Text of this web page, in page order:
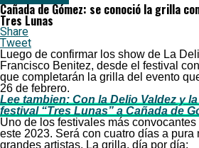
Cañada de Gómez: se conoció la grilla
Tres Lunas
Share
Tweet
Luego de confirmar los show de La
Francisco Benitez, desde el festival
que completarán la grilla del evento
26 de febrero.
Lee tambien: Con la Delio Valdez y
festival “Tres Lunas” a Cañada de
Uno de los festivales más
este 2023. Será con cuatro días a pura
grandes artistas. La grilla, día por día: